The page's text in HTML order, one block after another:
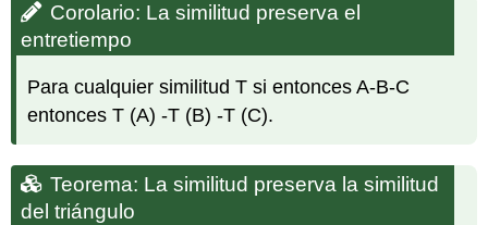
Corolario: La similitud preserva el
entretiempo
Para cualquier similitud T si entonces A-B-C
entonces T (A) -T (B) -T (C).
Teorema: La similitud preserva la similitud
del triángulo